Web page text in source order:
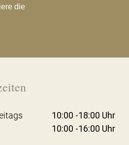
die
10:00 -18:00 Uhr
10:00 -16:00 Uhr